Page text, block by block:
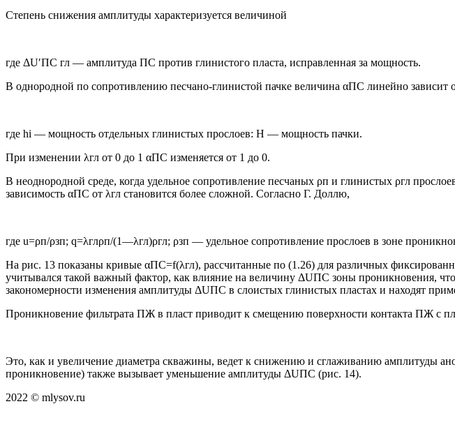
Степень снижения амплитуды характеризуется величиной
где ΔU′ПС гл — амплитуда ПС против глинистого пласта, исправленная за мощность.
В однородной по сопротивлению песчано-глинистой пачке величина αПС линейно зависит
где hi — мощность отдельных глинистых прослоев: Н — мощность пачки.
При изменении λгл от 0 до 1 αПС изменяется от 1 до 0.
В неоднородной среде, когда удельное сопротивление песчаных ρп и глинистых ρгл
зависимость αПС от λгл становится более сложной. Согласно Г. Доллю,
где u=ρп/ρзп; q=λглρп/(1—λгл)ρгл; ρзп — удельное сопротивление прослоев в зоне
На рис. 13 показаны кривые αПС=f(λгл), рассчитанные по (1.26) для различных
учитывался такой важный фактор, как влияние на величину ΔUПС зоны проникновения,
закономерности изменения амплитуды ΔUПС в слоистых глинистых пластах и находят
Проникновение фильтрата ПЖ в пласт приводит к смещению поверхности контакта ПЖ с
Это, как и увеличение диаметра скважины, ведет к снижению и сглаживанию амплитуды
проникновение) также вызывает уменьшение амплитуды ΔUПС (рис. 14).
2022 © mlysov.ru